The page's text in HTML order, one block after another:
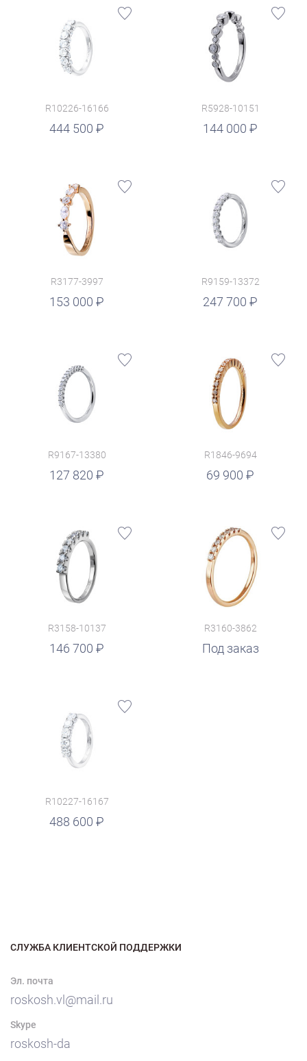
R10226-16166
444 500
R5928-10151
144 000
руб.
R3177-3997
153 000
R9159-13372
247 700
руб.
R9167-13380
127 820
R1846-9694
69 900
руб.
R3158-10137
146 700
R3160-3862
Под заказ
R10227-16167
488 600
СЛУЖБА КЛИЕНТСКОЙ ПОДДЕРЖКИ
Эл. почта
roskosh.vl@mail.ru
Skype
roskosh-da